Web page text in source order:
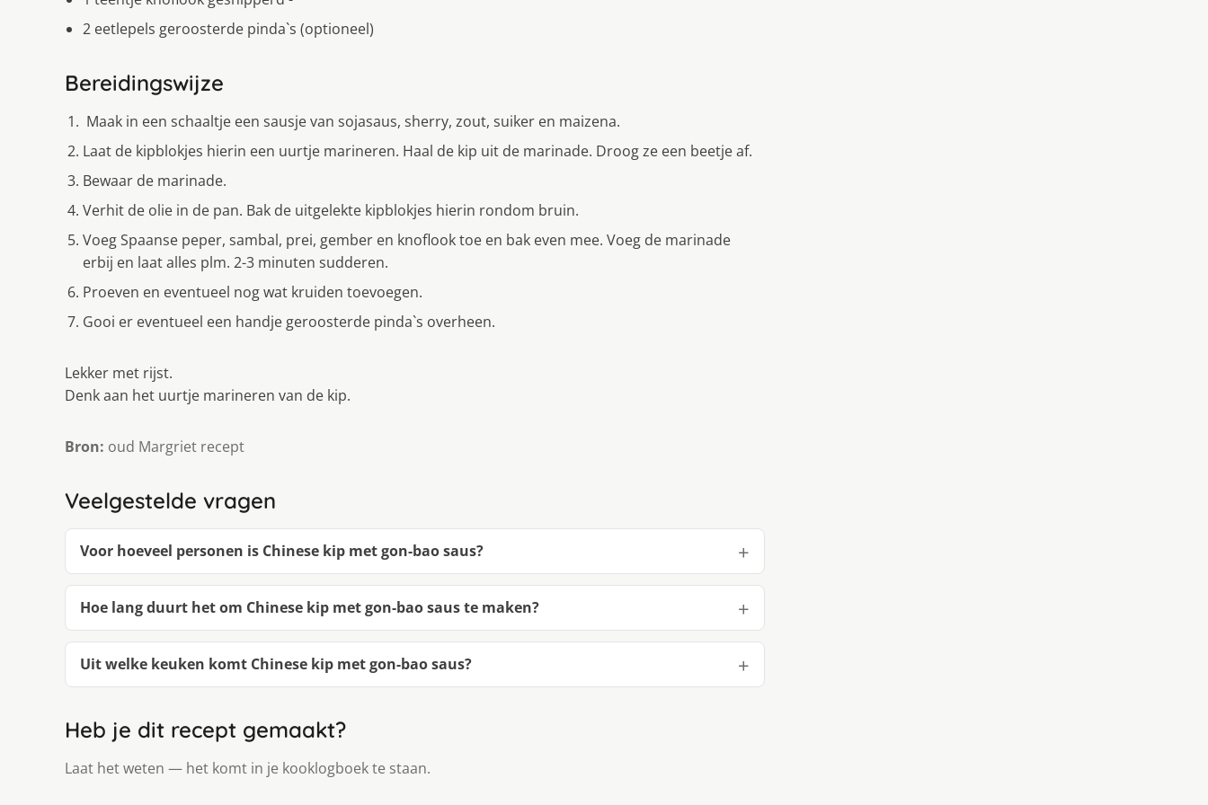
2 eetlepels geroosterde pinda`s (optioneel)
Bereidingswijze
Maak in een schaaltje een sausje van sojasaus, sherry, zout, suiker en maizena.
Laat de kipblokjes hierin een uurtje marineren. Haal de kip uit de marinade. Droog ze een beetje af.
Bewaar de marinade.
Verhit de olie in de pan. Bak de uitgelekte kipblokjes hierin rondom bruin.
Voeg Spaanse peper, sambal, prei, gember en knoflook toe en bak even mee. Voeg de marinade
erbij en laat alles plm. 2-3 minuten sudderen.
Proeven en eventueel nog wat kruiden toevoegen.
Gooi er eventueel een handje geroosterde pinda`s overheen.
Lekker met rijst.
Denk aan het uurtje marineren van de kip.
Bron: oud Margriet recept
Veelgestelde vragen
Voor hoeveel personen is Chinese kip met gon-bao saus?
Hoe lang duurt het om Chinese kip met gon-bao saus te maken?
Uit welke keuken komt Chinese kip met gon-bao saus?
Heb je dit recept gemaakt?
Laat het weten — het komt in je kooklogboek te staan.